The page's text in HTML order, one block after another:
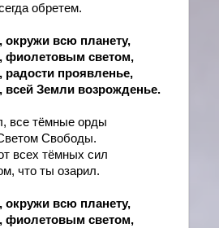
обретем.
окружи всю планету,
фиолетовым светом,
радости проявленье,
всей Земли возрожденье.
все тёмные орды
Свободы.
всех тёмных сил
что ты озарил.
окружи всю планету,
фиолетовым светом,